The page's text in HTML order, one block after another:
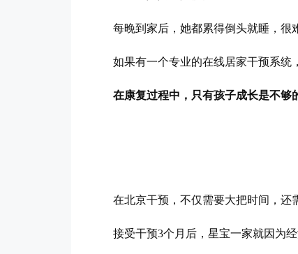
每晚到家后，她都累得倒头就睡，很
如果有一个专业的在线居家干预系统
在康复过程中，只有孩子成长是不够
在北京干预，不仅需要大把时间，还
接受干预3个月后，星宝一家就因为